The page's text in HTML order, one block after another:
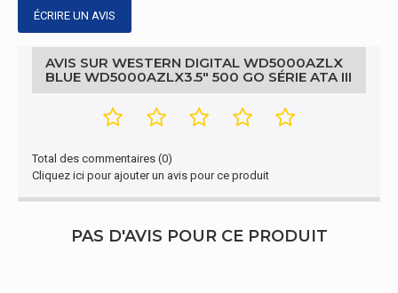
Poids
Gestion d'énergie
Consommation électrique (Ecriture)
Consommation électrique (idle)
Tension de fonctionnement 5 / 12 V
Conditions environnementales
ÉCRIRE UN AVIS
AVIS SUR WESTERN DIGITAL WD5000AZLX
BLUE WD5000AZLX3.5" 500 GO SÉRIE ATA III
Total des commentaires (0)
Cliquez ici pour ajouter un avis pour ce produit
PAS D'AVIS POUR CE PRODUIT